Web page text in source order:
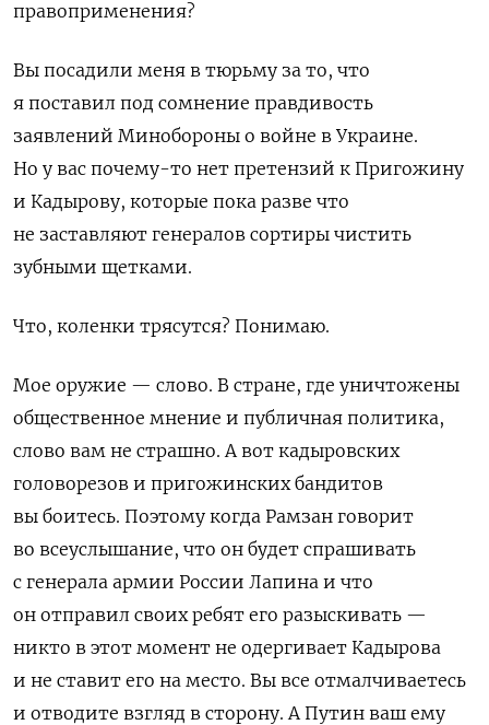
правоприменения?
Вы посадили меня в тюрьму за то, что
я поставил под сомнение правдивость
заявлений Минобороны о войне в Украине.
Но у вас почему-то нет претензий к Пригожину
и Кадырову, которые пока разве что
не заставляют генералов сортиры чистить
зубными щетками.
Что, коленки трясутся? Понимаю.
Мое оружие — слово. В стране, где уничтожены
общественное мнение и публичная политика,
слово вам не страшно. А вот кадыровских
головорезов и пригожинских бандитов
вы боитесь. Поэтому когда Рамзан говорит
во всеуслышание, что он будет спрашивать
с генерала армии России Лапина и что
он отправил своих ребят его разыскивать —
никто в этот момент не одергивает Кадырова
и не ставит его на место. Вы все отмалчиваетесь
и отводите взгляд в сторону. А Путин ваш ему